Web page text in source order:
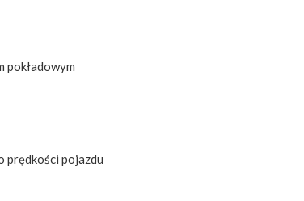
pokładowym
prędkości pojazdu